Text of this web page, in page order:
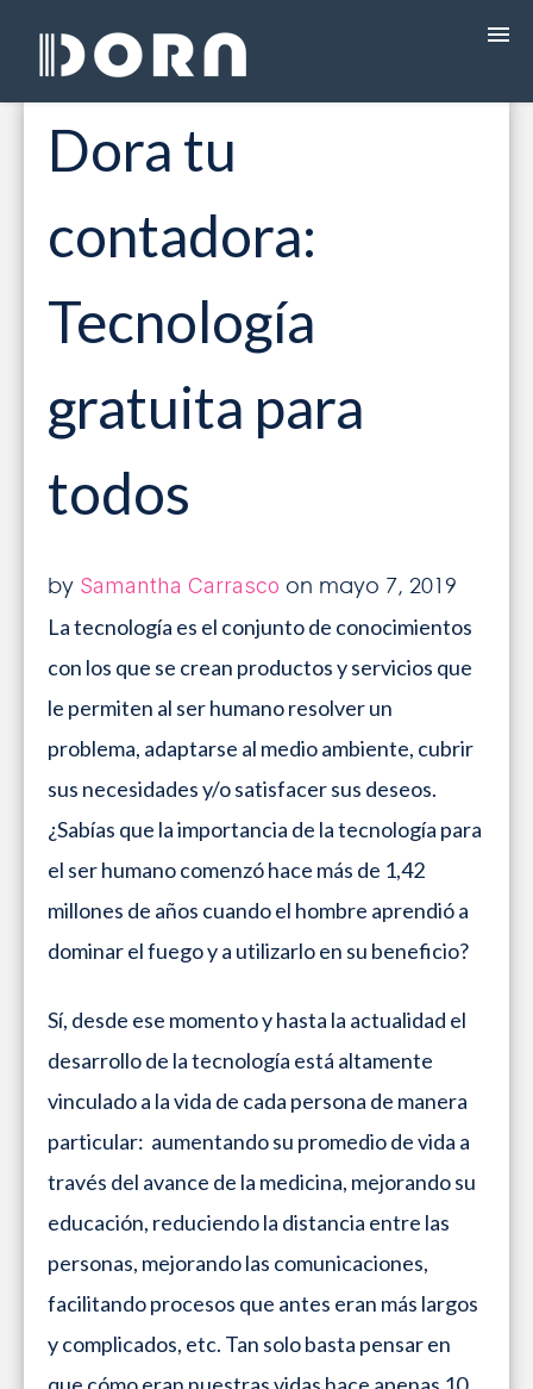
¿QUÉ ES DORA?
CAPACITACIÓN
EBOOKS
Dora tu
contadora:
Tecnología
gratuita para
todos
by Samantha Carrasco on mayo 7, 2019
La tecnología es el conjunto de conocimientos
con los que se crean productos y servicios que
le permiten al ser humano resolver un
problema, adaptarse al medio ambiente, cubrir
sus necesidades y/o satisfacer sus deseos.
¿Sabías que la importancia de la tecnología para
el ser humano comenzó hace más de 1,42
millones de años cuando el hombre aprendió a
dominar el fuego y a utilizarlo en su beneficio?
Sí, desde ese momento y hasta la actualidad el
desarrollo de la tecnología está altamente
vinculado a la vida de cada persona de manera
particular: aumentando su promedio de vida a
través del avance de la medicina, mejorando su
educación, reduciendo la distancia entre las
personas, mejorando las comunicaciones,
facilitando procesos que antes eran más largos
y complicados, etc. Tan solo basta pensar en